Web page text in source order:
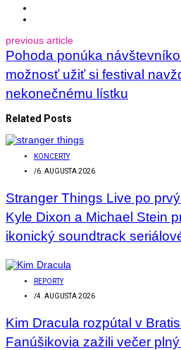
previous article
Pohoda ponúka
možnosť užiť si festival
nekonečnému lístku
Related Posts
KONCERTY
/6. AUGUSTA 2026
Stranger Things Live po
Kyle Dixon a Michael Stein
ikonický soundtrack
REPORTY
/4. AUGUSTA 2026
Kim Dracula rozpútal v
Fanúšikovia zažili večer